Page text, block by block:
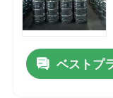
ベストプ